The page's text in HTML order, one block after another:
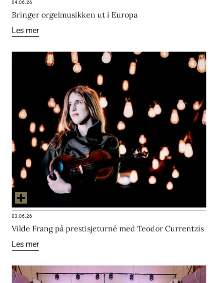
04.06.26
Bringer orgelmusikken ut i Europa
Les mer
03.06.26
Vilde Frang på prestisjeturné med Teodor Currentzis
Les mer